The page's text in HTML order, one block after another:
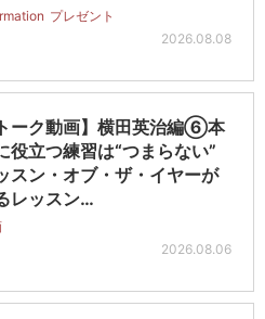
プレゼント
2026.08.08
トーク動画】横田英治編⑥本
役立つ練習は“つまらない”
スン・オブ・ザ・イヤーが
レッスン…
2026.08.06